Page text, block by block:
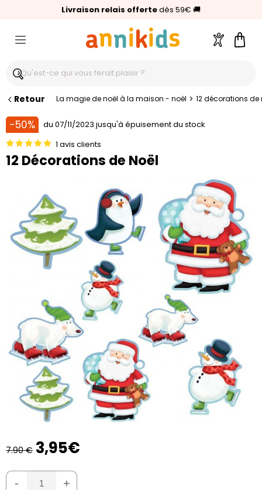
Livraison relais offertedès 59€ 🚚
🥇Palmarès Capital 2025 :Annikids N°1
⭐⭐⭐⭐⭐4,6/5(24 000 avis clients)
Compte
Retour La magie de noël à la maison - noël > 12 décorations de
-50%
du 07/11/2023 jusqu'à épuisement du stock
1 avis clients
12 Décorations de Noël
7.90 € 3,95€
- +